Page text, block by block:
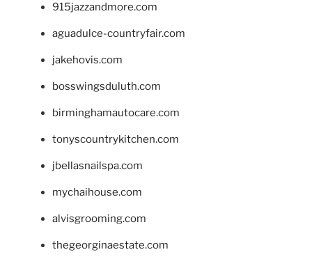
915jazzandmore.com
aguadulce-countryfair.com
jakehovis.com
bosswingsduluth.com
birminghamautocare.com
tonyscountrykitchen.com
jbellasnailspa.com
mychaihouse.com
alvisgrooming.com
thegeorginaestate.com